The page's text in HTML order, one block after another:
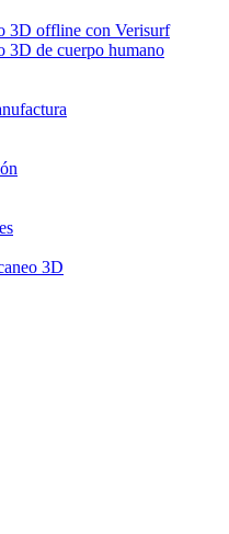
3D offline con Verisurf
3D de cuerpo humano
3D